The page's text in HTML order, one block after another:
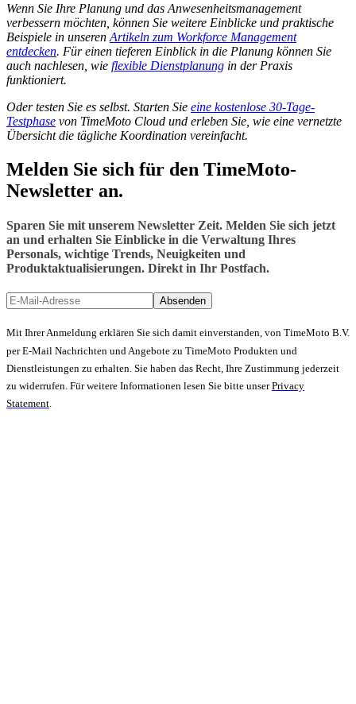
Wenn Sie Ihre Planung und das Anwesenheitsmanagement
verbessern möchten, können Sie weitere Einblicke und praktische
Beispiele in unseren Artikeln zum Workforce Management
entdecken. Für einen tieferen Einblick in die Planung können Sie
auch nachlesen, wie flexible Dienstplanung in der Praxis
funktioniert.
Oder testen Sie es selbst. Starten Sie eine kostenlose 30-Tage-
Testphase von TimeMoto Cloud und erleben Sie, wie eine vernetzte
Übersicht die tägliche Koordination vereinfacht.
Melden Sie sich für den TimeMoto-
Newsletter an.
Sparen Sie mit unserem Newsletter Zeit. Melden Sie sich jetzt
an und erhalten Sie Einblicke in die Verwaltung Ihres
Personals, wichtige Trends, Neuigkeiten und
Produktaktualisierungen. Direkt in Ihr Postfach.
Absenden
Mit Ihrer Anmeldung erklären Sie sich damit einverstanden, von TimeMoto B.V.
per E-Mail Nachrichten und Angebote zu TimeMoto Produkten und
Dienstleistungen zu erhalten. Sie haben das Recht, Ihre Zustimmung jederzeit
zu widerrufen. Für weitere Informationen lesen Sie bitte unserPrivacy
Statement.